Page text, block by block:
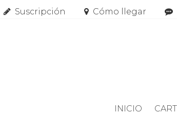
Suscripción Cómo llegar
INICIO